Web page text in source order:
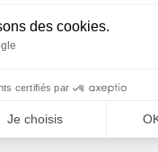
des cookies.
certifiés par
Je choisis
c’est le b.a.-ba du
d’abord des
peut...